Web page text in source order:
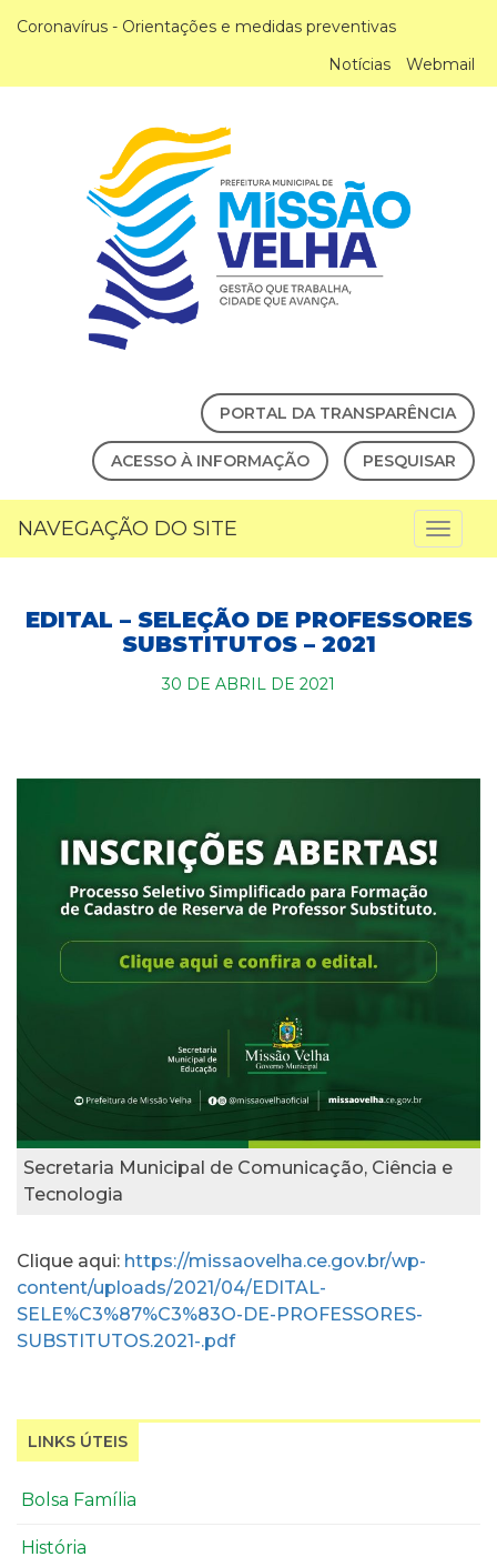
Coronavírus - Orientações e medidas preventivas
Notícias
Webmail
PORTAL DA TRANSPARÊNCIA
ACESSO À INFORMAÇÃO PESQUISAR
NAVEGAÇÃO DO SITE
EDITAL – SELEÇÃO DE PROFESSORES
SUBSTITUTOS – 2021
30 DE ABRIL DE 2021
Secretaria Municipal de Comunicação, Ciência e
Tecnologia
Clique aqui: https://missaovelha.ce.gov.br/wp-
content/uploads/2021/04/EDITAL-
SELE%C3%87%C3%83O-DE-PROFESSORES-
SUBSTITUTOS.2021-.pdf
LINKS ÚTEIS
Bolsa Família
História